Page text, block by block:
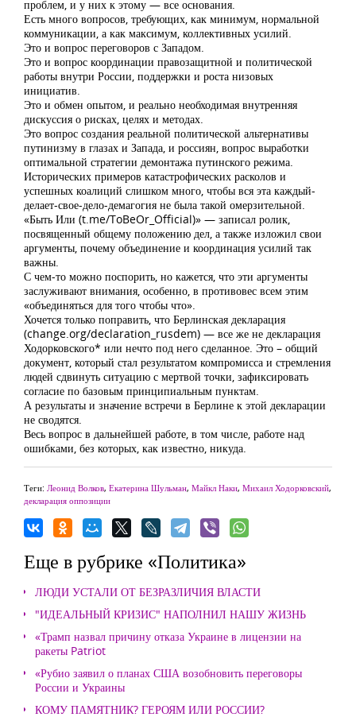
проблем, и у них к этому — все основания.
Есть много вопросов, требующих, как минимум, нормальной
коммуникации, а как максимум, коллективных усилий.
Это и вопрос переговоров с Западом.
Это и вопрос координации правозащитной и политической
работы внутри России, поддержки и роста низовых
инициатив.
Это и обмен опытом, и реально необходимая внутренняя
дискуссия о рисках, целях и методах.
Это вопрос создания реальной политической альтернативы
путинизму в глазах и Запада, и россиян, вопрос выработки
оптимальной стратегии демонтажа путинского режима.
Исторических примеров катастрофических расколов и
успешных коалиций слишком много, чтобы вся эта каждый-
делает-свое-дело-демагогия не была такой омерзительной.
«Быть Или (t.me/ToBeOr_Official)» — записал ролик,
посвященный общему положению дел, а также изложил свои
аргументы, почему объединение и координация усилий так
важны.
С чем-то можно поспорить, но кажется, что эти аргументы
заслуживают внимания, особенно, в противовес всем этим
«объединяться для того чтобы что».
Хочется только поправить, что Берлинская декларация
(change.org/declaration_rusdem) — все же не декларация
Ходорковского* или нечто под него сделанное. Это – общий
документ, который стал результатом компромисса и стремления
людей сдвинуть ситуацию с мертвой точки, зафиксировать
согласие по базовым принципиальным пунктам.
А результаты и значение встречи в Берлине к этой декларации
не сводятся.
Весь вопрос в дальнейшей работе, в том числе, работе над
ошибками, без которых, как известно, никуда.
Теги: Леонид Волков, Екатерина Шульман, Майкл Наки, Михаил Ходорковский,
декларация оппозиции
Еще в рубрике «Политика»
ЛЮДИ УСТАЛИ ОТ БЕЗРАЗЛИЧИЯ ВЛАСТИ
"ИДЕАЛЬНЫЙ КРИЗИС" НАПОЛНИЛ НАШУ ЖИЗНЬ
«Трамп назвал причину отказа Украине в лицензии на
ракеты Patriot
«Рубио заявил о планах США возобновить переговоры
России и Украины
КОМУ ПАМЯТНИК? ГЕРОЯМ ИЛИ РОССИИ?